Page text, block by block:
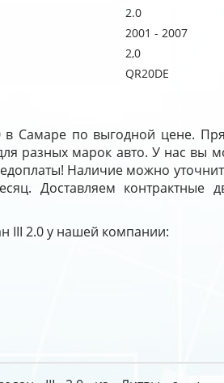
2.0
2001 - 2007
2,0
QR20DE
Самаре по выгодной цене.
разных марок авто. У нас вы
Наличие можно
Доставляем контрактные
III 2.0 у нашей компании: